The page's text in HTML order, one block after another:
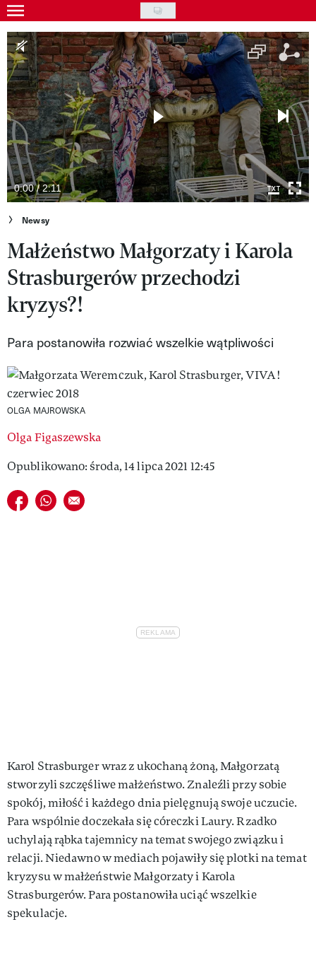
Skip
to
main
content
Gwiazdy
Ludzie
Moda
Uroda
Styl życia
Kultura
Wideo
Nasze akcje
VIVA!ART
VIVA!MODA
VIVA!PEOPLE POWER
0:00 / 2:11
Newsy
Małżeństwo Małgorzaty i Karola
Strasburgerów przechodzi
kryzys?!
Para postanowiła rozwiać wszelkie wątpliwości
OLGA MAJROWSKA
Olga Figaszewska
Opublikowano: środa, 14 lipca 2021 12:45
Udostępnij na facebook
Udostępnij na whatsapp
E-mail do przyjaciela
Karol Strasburger wraz z ukochaną żoną, Małgorzatą
stworzyli szczęśliwe małżeństwo. Znaleźli przy sobie
spokój, miłość i każdego dnia pielęgnują swoje uczucie.
Para wspólnie doczekała się córeczki Laury. Rzadko
uchylają rąbka tajemnicy na temat swojego związku i
relacji. Niedawno w mediach pojawiły się plotki na temat
kryzysu w małżeństwie Małgorzaty i Karola
Strasburgerów. Para postanowiła uciąć wszelkie
spekulacje.